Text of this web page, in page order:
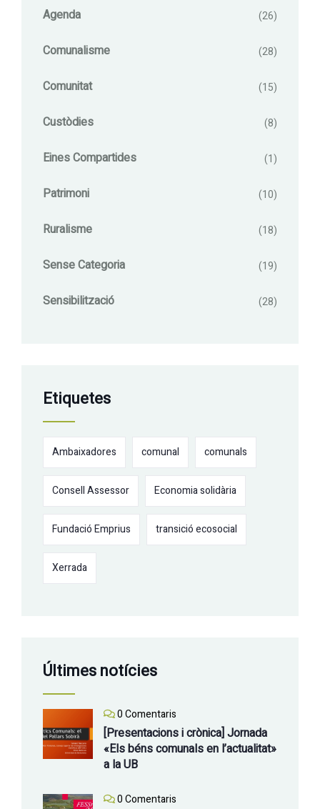
Agenda (26)
Comunalisme (28)
Comunitat (15)
Custòdies (8)
Eines Compartides (1)
Patrimoni (10)
Ruralisme (18)
Sense Categoria (19)
Sensibilització (28)
Etiquetes
Ambaixadores comunal comunals
Consell Assessor Economia solidària
Fundació Emprius transició ecosocial
Xerrada
Últimes notícies
0 Comentaris
[Presentacions i crònica] Jornada
«Els béns comunals en l’actualitat»
a la UB
0 Comentaris